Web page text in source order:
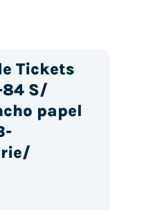
Tickets
84 S/
papel